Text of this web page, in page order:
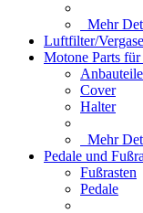
Mehr
Luftfilter/
Motone Parts
Anbauteile
Cover
Halter
Mehr
Pedale und
Fußrasten
Pedale